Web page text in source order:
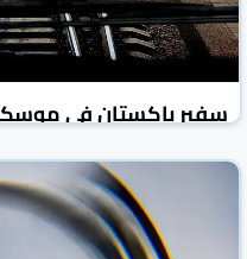
سفير باكستان في
على إنشاء خط سكك
الأخبار الاقتصادية